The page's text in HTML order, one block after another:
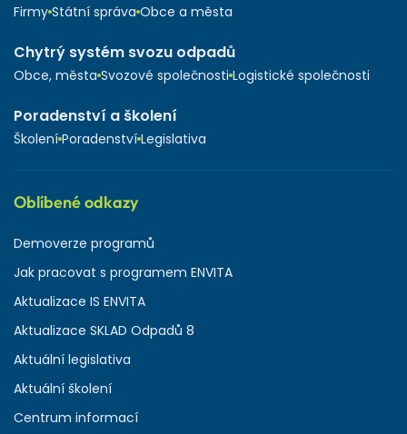
Firmy Státní správa Obce a města
Chytrý systém svozu odpadů
Obce, města Svozové společnosti Logistické společnosti
Poradenství a školení
Školení Poradenství Legislativa
Oblíbené odkazy
Demoverze programů
Jak pracovat s programem ENVITA
Aktualizace IS ENVITA
Aktualizace SKLAD Odpadů 8
Aktuální legislativa
Aktuální školení
Centrum informací